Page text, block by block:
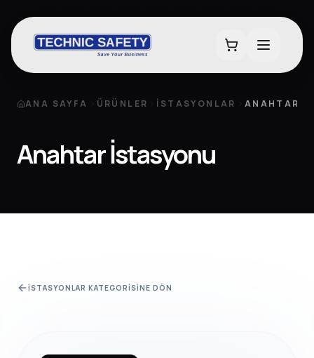
ANA SAYFA ÜRÜNLER İSTASYONLAR ANAHTAR
Anahtar İstasyonu
İSTASYONLAR KATEGORISINE DÖN